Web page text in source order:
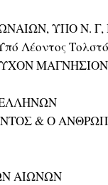
ΥΠΟ Ν. Γ,
Λέοντος
& Ο
ΑΙΩΝΩΝ